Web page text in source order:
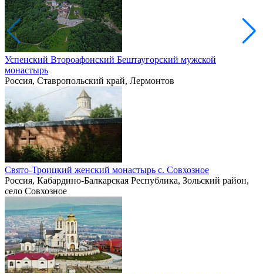
Успенский Второафонский Бештаугорский мужской
монастырь
Россия, Ставропольский край, Лермонтов
Свято-Троицкий женский монастырь с. Совхозное
Россия, Кабардино-Балкарская Республика, Зольский район,
село Совхозное